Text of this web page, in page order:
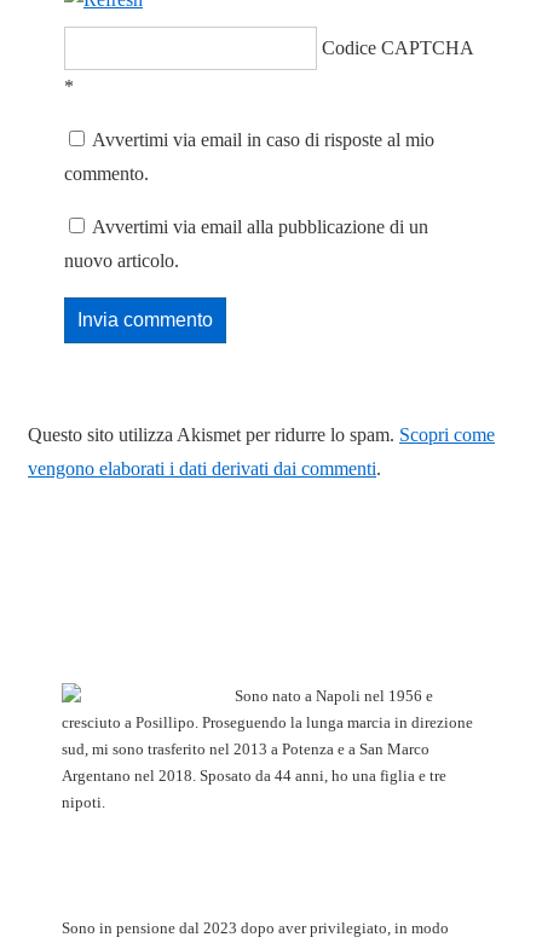
Codice CAPTCHA
*
Avvertimi via email in caso di risposte al mio
commento.
Avvertimi via email alla pubblicazione di un
nuovo articolo.
Questo sito utilizza Akismet per ridurre lo spam. Scopri come
vengono elaborati i dati derivati dai commenti.
Sono nato a Napoli nel 1956 e
cresciuto a Posillipo. Proseguendo la lunga marcia in direzione
sud, mi sono trasferito nel 2013 a Potenza e a San Marco
Argentano nel 2018. Sposato da 44 anni, ho una figlia e tre
nipoti.
Sono in pensione dal 2023 dopo aver privilegiato, in modo